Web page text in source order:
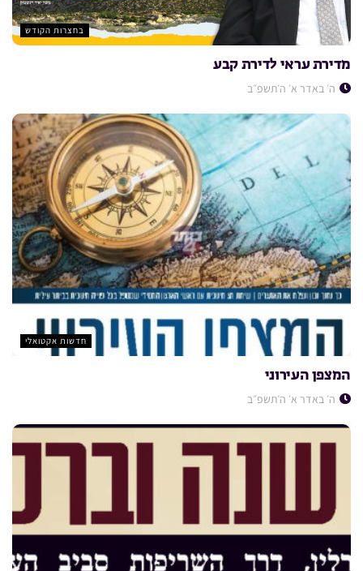
בחצרות הקודש
מדירת עראי לדירת קבע
ה׳ באדר א׳ ה׳תשפ״ב
חדשות אקטואלי
המצפן העירוני
ה׳ באדר א׳ ה׳תשפ״ב